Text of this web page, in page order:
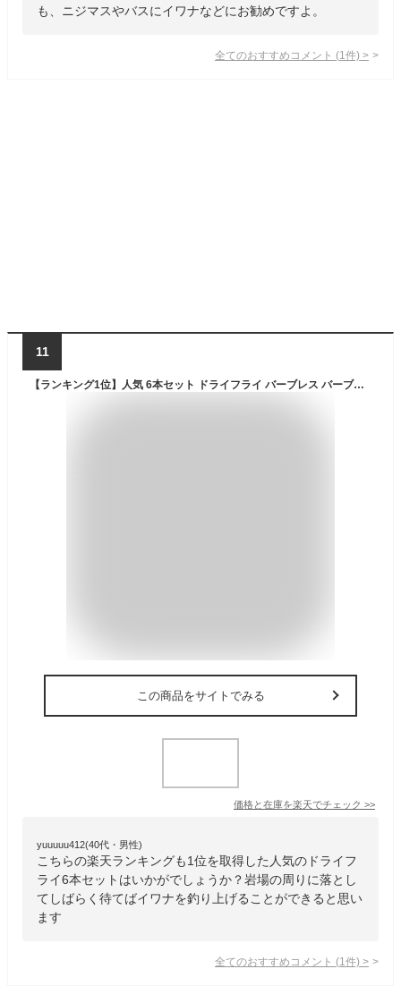
も、ニジマスやバスにイワナなどにお勧めですよ。
全てのおすすめコメント (1 件) >
11
【ランキング1位】人気 6本セット ドライフライ バーブレス バーブド パラシュート カディス ウルフ プレゼント 渓流 管理釣り場 イワナ ヤマメ ニジマス トラウト フライフィッシング 完成品フライ フライ ルアー 釣具
この商品をサイトでみる
価格と在庫を楽天でチェック >>
yuuuuu412(40代・男性)
こちらの楽天ランキングも1位を取得した人気のドライフ
ライ6本セットはいかがでしょうか？岩場の周りに落とし
てしばらく待てばイワナを釣り上げることができると思い
ます
全てのおすすめコメント (1 件) >